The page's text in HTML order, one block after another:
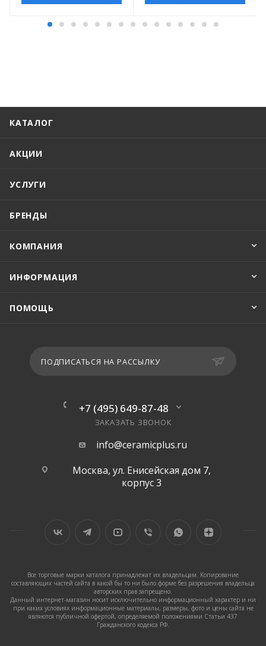
КАТАЛОГ
АКЦИИ
УСЛУГИ
БРЕНДЫ
КОМПАНИЯ
ИНФОРМАЦИЯ
ПОМОЩЬ
ПОДПИСАТЬСЯ НА РАССЫЛКУ
+7 (495) 649-87-48
ЗАКАЗАТЬ ЗВОНОК
info@ceramicplus.ru
Москва, ул. Енисейская дом 7,
корпус 3
Все торговые марки каталога принадлежат их владельцам. Копирование
составляющих частей сайта в какой бы то ни было форме без разрешения владельца
авторских прав запрещено.
Данный интернет-магазин носит исключительно информационный характер и ни
при каких условиях информационные материалы, размеры, фото и цены сайта не
являются публичной офертой, определяемой положениями Статьи 437
Гражданского кодекса РФ.